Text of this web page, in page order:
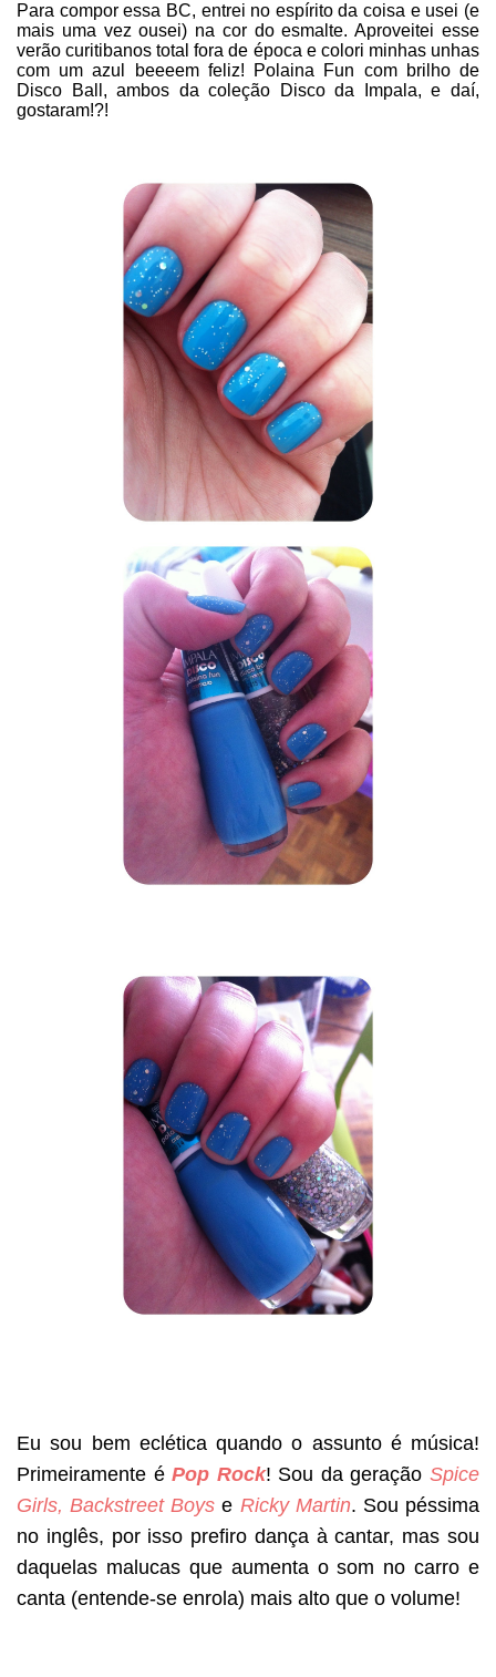
Para compor essa BC, entrei no espírito da coisa e usei (e
mais uma vez ousei) na cor do esmalte. Aproveitei esse
verão curitibanos total fora de época e colori minhas unhas
com um azul beeeem feliz! Polaina Fun com brilho de
Disco Ball, ambos da coleção Disco da Impala, e daí,
gostaram!?!
Eu sou bem eclética quando o assunto é música!
Primeiramente éPop Rock! Sou da geraçãoSpice
Girls, Backstreet Boyse Ricky Martin. Sou péssima
no inglês, por isso prefiro dança à cantar, mas sou
daquelas malucas que aumenta o som no carro e
canta (entende-se enrola) mais alto que o volume!